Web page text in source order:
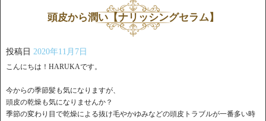
頭皮から潤い【ナリッシングセラム】
投稿日 2020年11月7日
こんにちは！HARUKAです。
今からの季節髪も気になりますが、
頭皮の乾燥も気になりませんか？
季節の変わり目で乾燥による抜け毛やかゆみなどの頭皮トラブルが一番多い時